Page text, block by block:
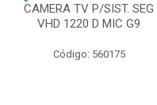
CAMERA TV P/SIST. SEG
VHD 1220 D MIC G9
Código: 560175